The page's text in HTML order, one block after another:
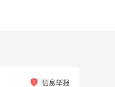
信息举报